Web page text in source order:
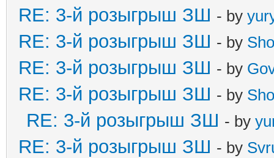
RE: 3-й розыгрыш ЗШ - by
RE: 3-й розыгрыш ЗШ - by
RE: 3-й розыгрыш ЗШ - by
RE: 3-й розыгрыш ЗШ - by
RE: 3-й розыгрыш ЗШ - by
RE: 3-й розыгрыш ЗШ - by